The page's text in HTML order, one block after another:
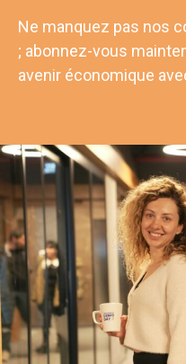
Ne manquez pas nos
; abonnez-vous
avenir économique